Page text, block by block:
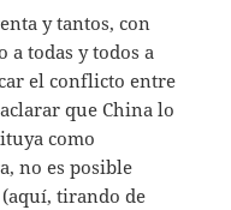
y tantos, con
todas y todos a
el conflicto entre
que China lo
como
no es posible
tirando de